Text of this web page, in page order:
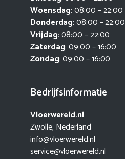
Woensdag: 08:00 – 22:00
Donderdag: 08:00 – 22:00
Vrijdag: 08:00 – 22:00
Zaterdag: 09:00 – 16:00
Zondag: 09:00 – 16:00
Bedrijfsinformatie
Vloerwereld.nl
Zwolle, Nederland
info@vloerwereld.nl
service@vloerwereld.nl